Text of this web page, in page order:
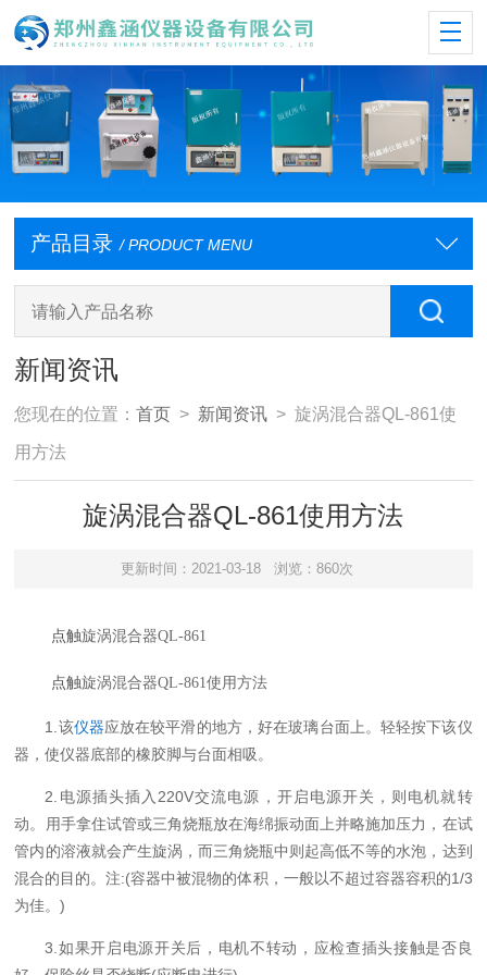
产品目录 / PRODUCT MENU
新闻资讯
您现在的位置：首页 > 新闻资讯 > 旋涡混合器QL-861使
用方法
旋涡混合器QL-861使用方法
更新时间：2021-03-18 浏览：860次
点触旋涡混合器QL-861
点触旋涡混合器QL-861使用方法
1.该仪器应放在较平滑的地方，好在玻璃台面上。轻轻按下该仪
器，使仪器底部的橡胶脚与台面相吸。
2. 电源插头插入 220V交流电源，开启电源开关，则电机就转
动。用手拿住试管或三角烧瓶放在海绵振动面上并略施加压力，在试
管内的溶液就会产生旋涡，而三角烧瓶中则起高低不等的水泡，达到
混合的目的。注:(容器中被混物的体积，一般以不超过容器容积的1/3
为佳。)
3. 如果开启电源开关后，电机不转动，应检查插头接触是否良